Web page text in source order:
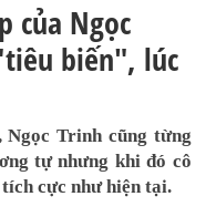
của Ngọc
biến", lúc
Trinh cũng từng
tự nhưng khi đó cô
cực như hiện tại.